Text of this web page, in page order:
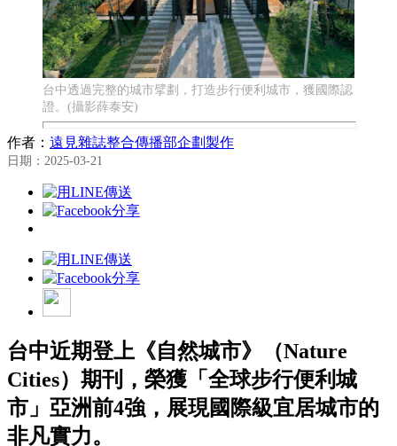
台中透過完整的城市擘劃，打造步行便利城市，獲國際認
證。(攝影薛泰安)
作者： 遠見雜誌整合傳播部企劃製作
日期：2025-03-21
台中近期登上《自然城市》（Nature
Cities）期刊，榮獲「全球步行便利城
市」亞洲前4強，展現國際級宜居城市的
非凡實力。